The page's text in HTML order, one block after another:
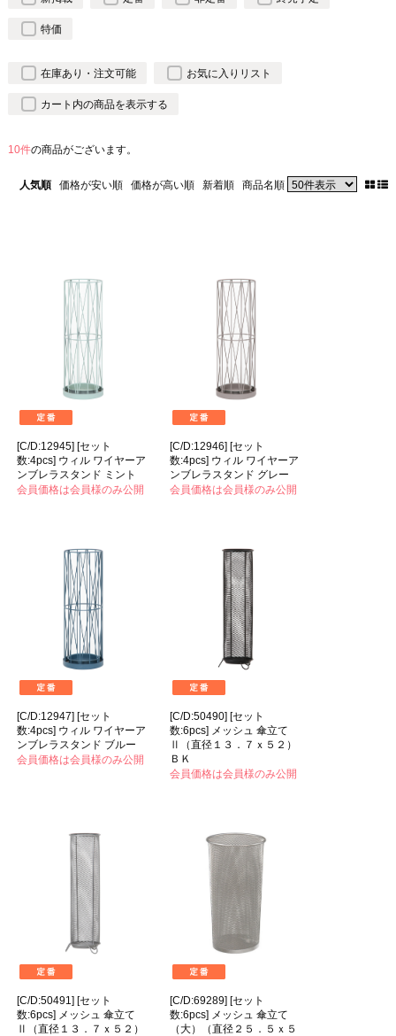
特価
在庫あり・注文可能 お気に入りリスト
カート内の商品を表示する
10件の商品がございます。
人気順 価格が安い順 価格が高い順 新着順 商品名順
[C/D:12945] [セット
数:4pcs] ウィル ワイヤーア
ンブレラスタンド ミント
会員価格は会員様のみ公開
[C/D:12946] [セット
数:4pcs] ウィル ワイヤーア
ンブレラスタンド グレー
会員価格は会員様のみ公開
[C/D:12947] [セット
数:4pcs] ウィル ワイヤーア
ンブレラスタンド ブルー
会員価格は会員様のみ公開
[C/D:50490] [セット
数:6pcs] メッシュ 傘立て
Ⅱ（直径１３．７ｘ５２）
ＢＫ
会員価格は会員様のみ公開
[C/D:50491] [セット
数:6pcs] メッシュ 傘立て
Ⅱ（直径１３．７ｘ５２）
[C/D:69289] [セット
数:6pcs] メッシュ 傘立て
（大）（直径２５．５ｘ５